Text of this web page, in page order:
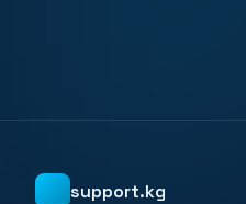
support.kg